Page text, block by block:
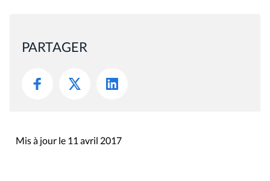
PARTAGER
Mis à jour le 11 avril 2017